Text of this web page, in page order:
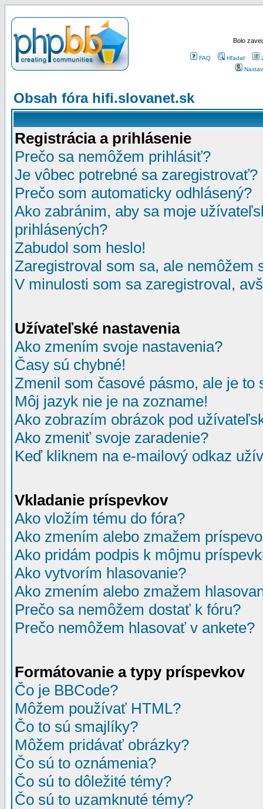
Bolo
FAQ Hľadať
Obsah fóra hifi.slovanet.sk
Registrácia a prihlásenie
Prečo sa nemôžem prihlásiť?
Je vôbec potrebné sa zaregistrovať?
Prečo som automaticky odhlásený?
Ako zabránim, aby sa moje
prihlásených?
Zabudol som heslo!
Zaregistroval som sa, ale nemôžem
V minulosti som sa zaregistroval,
Užívateľské nastavenia
Ako zmením svoje nastavenia?
Časy sú chybné!
Zmenil som časové pásmo, ale je to
Môj jazyk nie je na zozname!
Ako zobrazím obrázok pod
Ako zmeniť svoje zaradenie?
Keď kliknem na e-mailový odkaz
Vkladanie príspevkov
Ako vložím tému do fóra?
Ako zmením alebo zmažem
Ako pridám podpis k môjmu
Ako vytvorím hlasovanie?
Ako zmením alebo zmažem
Prečo sa nemôžem dostať k fóru?
Prečo nemôžem hlasovať v ankete?
Formátovanie a typy príspevkov
Čo je BBCode?
Môžem používať HTML?
Čo to sú smajlíky?
Môžem pridávať obrázky?
Čo sú to oznámenia?
Čo sú to dôležité témy?
Čo sú to uzamknuté témy?